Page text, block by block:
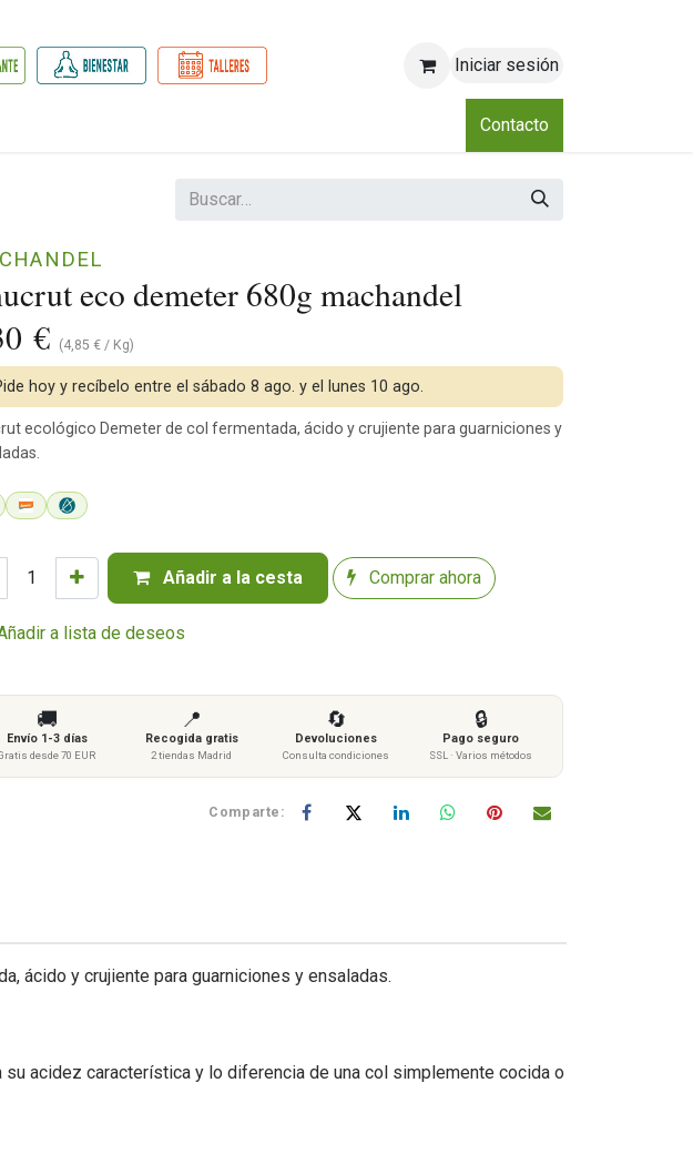
Iniciar sesión
Club
Contacto
eco demeter 680g machandel
€ (4,85 € / Kg)
Añadir a la cesta Comprar ahora
a lista de deseos
hoy y recíbelo entre el sábado 8 ago. y el lunes 10 ago.
ecológico Demeter de col fermentada, ácido y crujiente para guarniciones y
🚚
Envío 1-3 días
desde 70 EUR
📍
Recogida gratis
2 tiendas Madrid
🔄
Devoluciones
Consulta condiciones
🔒
Pago seguro
SSL · Varios métodos
Comparte:
ácido y crujiente para guarniciones y ensaladas.
acidez característica y lo diferencia de una col simplemente cocida o